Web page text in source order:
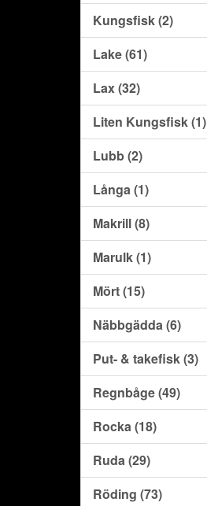
Kungsfisk (2)
Lake (61)
Lax (32)
Liten Kungsfisk (1)
Lubb (2)
Långa (1)
Makrill (8)
Marulk (1)
Mört (15)
Näbbgädda (6)
Put- & takefisk (3)
Regnbåge (49)
Rocka (18)
Ruda (29)
Röding (73)